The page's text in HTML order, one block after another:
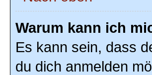
Warum kann ich
Es kann sein, dass
du dich anmelden